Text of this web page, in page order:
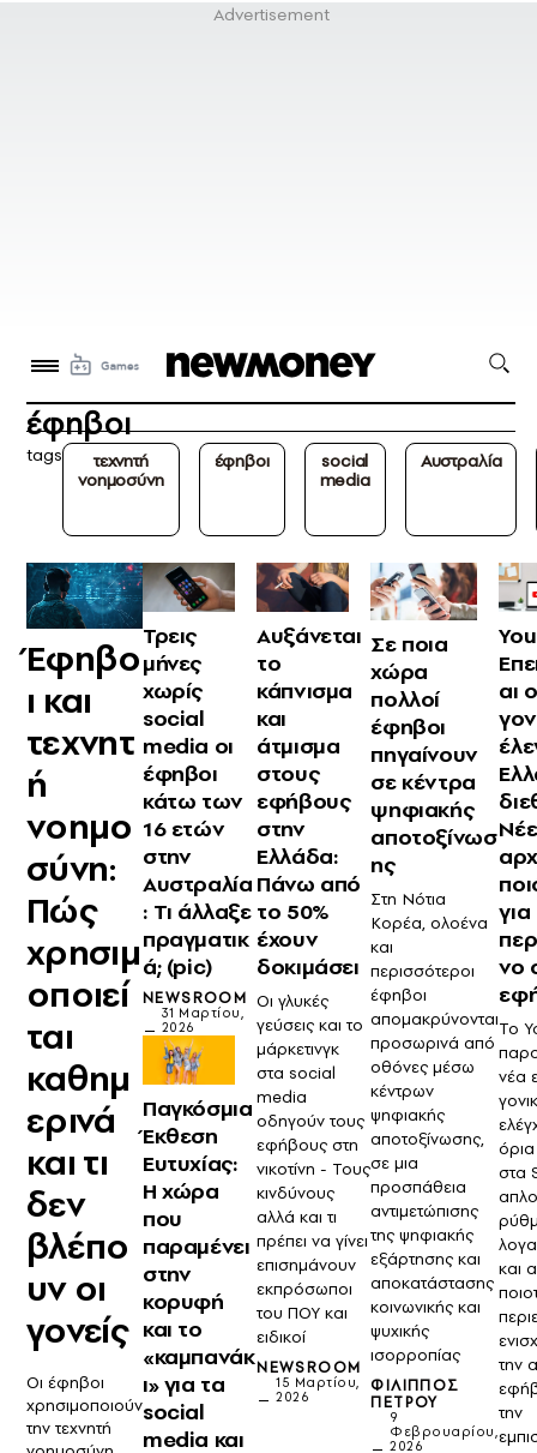
έφηβοι
tags
τεχνητή
νοημοσύνη
έφηβοι
social
media
Αυστραλία
Έφηβο
ι και
τεχνητ
ή
νοημο
σύνη:
Πώς
χρησιμ
οποιεί
ται
καθημ
ερινά
και τι
δεν
βλέπο
υν οι
γονείς
Οι έφηβοι
χρησιμοποιούν
την τεχνητή
Τρεις
μήνες
χωρίς
social
media οι
έφηβοι
κάτω των
16 ετών
στην
Αυστραλία
: Τι άλλαξε
πραγματικ
ά; (pic)
NEWSROOM
31 Μαρτίου,
2026
Παγκόσμια
Έκθεση
Ευτυχίας:
Η χώρα
που
παραμένει
στην
κορυφή
και το
«καμπανάκ
ι» για τα
social
media και
Αυξάνεται
το
κάπνισμα
και
άτμισμα
στους
εφήβους
στην
Ελλάδα:
Πάνω από
το 50%
έχουν
δοκιμάσει
Οι γλυκές
γεύσεις και το
μάρκετινγκ
στα social
media
οδηγούν τους
εφήβους στη
νικοτίνη - Τους
κινδύνους
αλλά και τι
πρέπει να γίνει
επισημάνουν
εκπρόσωποι
του ΠΟΥ και
ειδικοί
NEWSROOM
15 Μαρτίου,
2026
Σε ποια
χώρα
πολλοί
έφηβοι
πηγαίνουν
σε κέντρα
ψηφιακής
αποτοξίνωσ
ης
Στη Νότια
Κορέα, ολοένα
και
περισσότεροι
έφηβοι
απομακρύνονται
προσωρινά από
οθόνες μέσω
κέντρων
ψηφιακής
αποτοξίνωσης,
σε μια
προσπάθεια
αντιμετώπισης
της ψηφιακής
εξάρτησης και
αποκατάστασης
κοινωνικής και
ψυχικής
ισορροπίας
ΦΊΛΙΠΠΟΣ
ΠΈΤΡΟΥ
9
Φεβρουαρίου,
2026
αι ο
νο
Το
νέα
στα
και
την
την